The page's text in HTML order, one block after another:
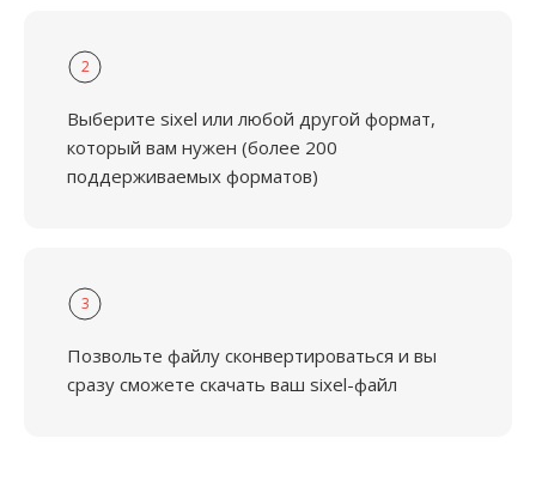
2
Выберите sixel или любой другой формат,
который вам нужен (более 200
поддерживаемых форматов)
3
Позвольте файлу сконвертироваться и вы
сразу сможете скачать ваш sixel-файл